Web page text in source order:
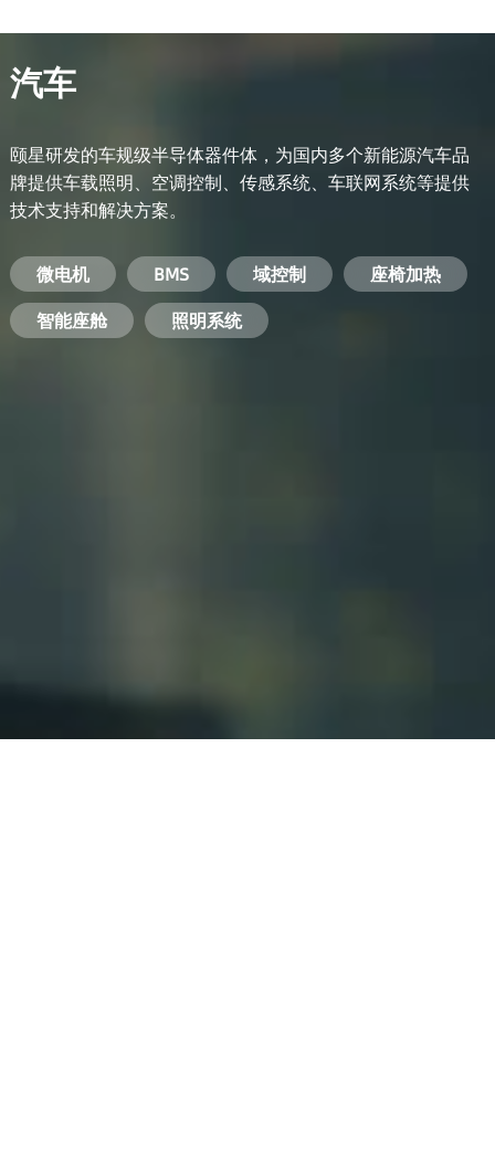
汽车
颐星研发的车规级半导体器件体，为国内多个新能源汽车品
牌提供车载照明、空调控制、传感系统、车联网系统等提供
技术支持和解决方案。
微电机 BMS 域控制
座椅加热
智能座舱
照明系统
电池管理系统
储能逆变器
工业电焊机 变频器
电机驱动
安防摄像头
开关电源 手机充电器
服务器电源
PC电源
电脑 手机 基站 机顶盒
智能农业 智能医疗
智能交通
智能家居